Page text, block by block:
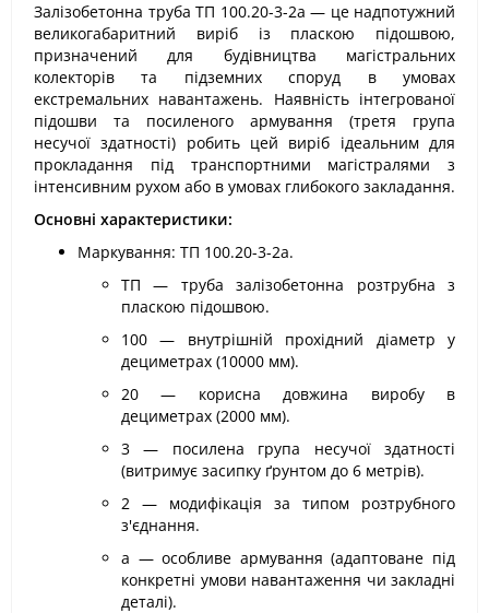
Залізобетонна труба ТП 100.20-3-2а — це надпотужний
великогабаритний виріб із пласкою підошвою,
призначений для будівництва магістральних
колекторів та підземних споруд в умовах
екстремальних навантажень. Наявність інтегрованої
підошви та посиленого армування (третя група
несучої здатності) робить цей виріб ідеальним для
прокладання під транспортними магістралями з
інтенсивним рухом або в умовах глибокого закладання.
Основні характеристики:
Маркування: ТП 100.20-3-2а.
ТП — труба залізобетонна розтрубна з
пласкою підошвою.
100 — внутрішній прохідний діаметр у
дециметрах (10000 мм).
20 — корисна довжина виробу в
дециметрах (2000 мм).
3 — посилена група несучої здатності
(витримує засипку ґрунтом до 6 метрів).
2 — модифікація за типом розтрубного
з'єднання.
а — особливе армування (адаптоване під
конкретні умови навантаження чи закладні
деталі).